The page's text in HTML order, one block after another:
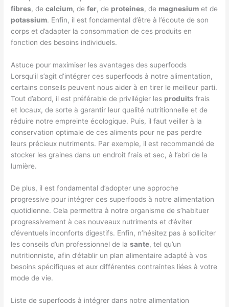
fibres, decalcium, defer, de proteines, de magnesium et de
potassium. Enfin, il est fondamental d’être à l’écoute de son
corps et d’adapter la consommation de ces produits en
fonction des besoins individuels.
Astuce pour maximiser les avantages des superfoods
Lorsqu’il s’agit d’intégrer ces superfoods à notre alimentation,
certains conseils peuvent nous aider à en tirer le meilleur parti.
Tout d’abord, il est préférable de privilégier les produits frais
et locaux, de sorte à garantir leur qualité nutritionnelle et de
réduire notre empreinte écologique. Puis, il faut veiller à la
conservation optimale de ces aliments pour ne pas perdre
leurs précieux nutriments. Par exemple, il est recommandé de
stocker les graines dans un endroit frais et sec, à l’abri de la
lumière.
De plus, il est fondamental d’adopter une approche
progressive pour intégrer ces superfoods à notre alimentation
quotidienne. Cela permettra à notre organisme de s’habituer
progressivement à ces nouveaux nutriments et d’éviter
d’éventuels inconforts digestifs. Enfin, n’hésitez pas à solliciter
les conseils d’un professionnel de lasante, tel qu’un
nutritionniste, afin d’établir un plan alimentaire adapté à vos
besoins spécifiques et aux différentes contraintes liées à votre
mode de vie.
Liste de superfoods à intégrer dans notre alimentation